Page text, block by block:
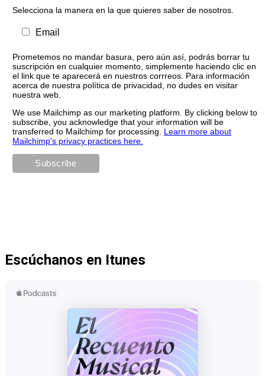
Selecciona la manera en la que quieres saber de nosotros.
Email
Prometemos no mandar basura, pero aún así, podrás borrar tu
suscripción en cualquier momento, simplemente haciendo clic en
el link que te aparecerá en nuestros corrreos. Para información
acerca de nuestra política de privacidad, no dudes en visitar
nuestra web.
We use Mailchimp as our marketing platform. By clicking below to
subscribe, you acknowledge that your information will be
transferred to Mailchimp for processing. Learn more about
Mailchimp's privacy practices here.
Escúchanos en Itunes